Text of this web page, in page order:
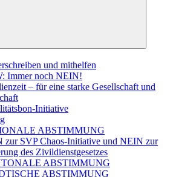
und mithelfen
Immer noch NEIN!
– für eine starke Gesellschaft und
Initiative
ABSTIMMUNG
zur SVP Chaos-Initiative und NEIN zur
des Zivildienstgesetzes
ABSTIMMUNG
ABSTIMMUNG